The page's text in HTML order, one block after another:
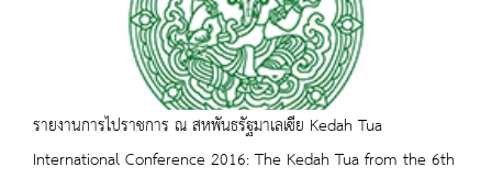
รายงานการไปราชการ ณ สหพันธรัฐมาเลเซีย Kedah Tua
International Conference 2016: The Kedah Tua from the 6th